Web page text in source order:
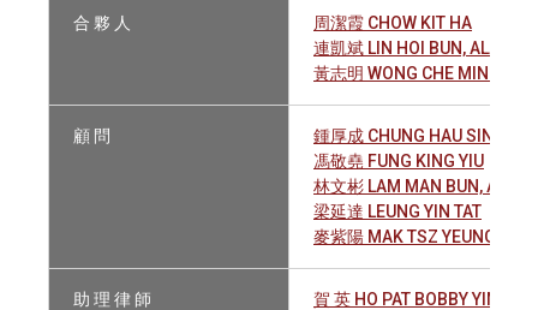
合 夥 人
周潔霞 CHOW KIT HA
連凱斌 LIN HOI BUN, ALAN
黃志明 WONG CHE MING
顧 問
鍾厚成 CHUNG HAU SING
馮敬堯 FUNG KING YIU
林文彬 LAM MAN BUN, ALAN
梁延達 LEUNG YIN TAT
麥紫陽 MAK TSZ YEUNG
助 理 律 師 賀 英 HO PAT BOBBY YING